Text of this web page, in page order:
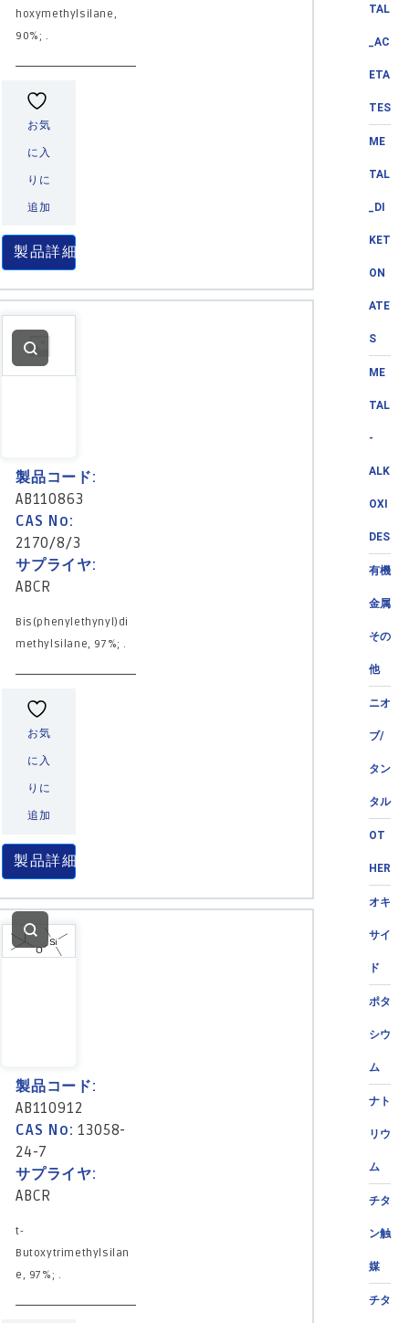
TAL
_AC
ETA
TES
ME
TAL
_DI
KET
ON
ATE
S
ME
TAL
-
ALK
OXI
DES
有機
金属
その
他
ニオ
ブ/
タン
タル
OT
HER
オキ
サイ
ド
ポタ
シウ
ム
ナト
リウ
ム
チタ
ン触
媒
チタ
hoxymethylsilane,
90%; .
お気
に入
りに
追加
製品詳細
製品コード:
AB110863
CAS No:
2170/8/3
サプライヤ:
ABCR
Bis(phenylethynyl)di
methylsilane, 97%; .
お気
に入
りに
追加
製品詳細
製品コード:
AB110912
CAS No:13058-
24-7
サプライヤ:
ABCR
t-
Butoxytrimethylsilan
e, 97%; .